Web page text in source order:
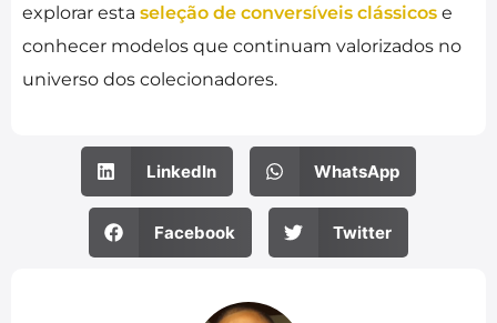
explorar esta seleção de conversíveis clássicos e
conhecer modelos que continuam valorizados no
universo dos colecionadores.
LinkedIn WhatsApp
Facebook Twitter